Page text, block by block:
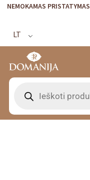
NEMOKAMAS PRISTATYMAS
LT